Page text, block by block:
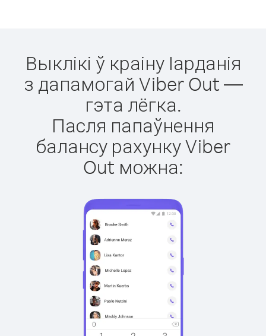
Выклікі ў краіну Іарданія
з дапамогай Viber Out —
гэта лёгка.
Пасля папаўнення
балансу рахунку Viber
Out можна: